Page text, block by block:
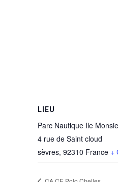
LIEU
Parc Nautique Ile
4 rue de Saint cloud
sèvres, 92310 France +